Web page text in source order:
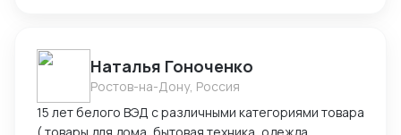
Наталья Гоноченко
Ростов-на-Дону, Россия
15 лет белого ВЭД с различными категориями товара